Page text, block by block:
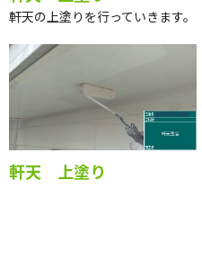
軒天の上塗りを行っていきます。
軒天 上塗り